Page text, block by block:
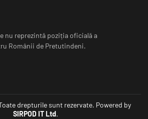
nu reprezintă poziția oficială a
Românii de Pretutindeni.
drepturile sunt rezervate. Powered by
SIRPOD IT Ltd.